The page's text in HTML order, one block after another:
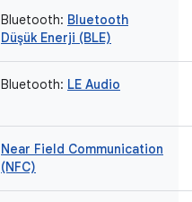
Bluetooth: Bluetooth
Düşük Enerji (BLE)
Bluetooth: LE Audio
Near Field Communication
(NFC)